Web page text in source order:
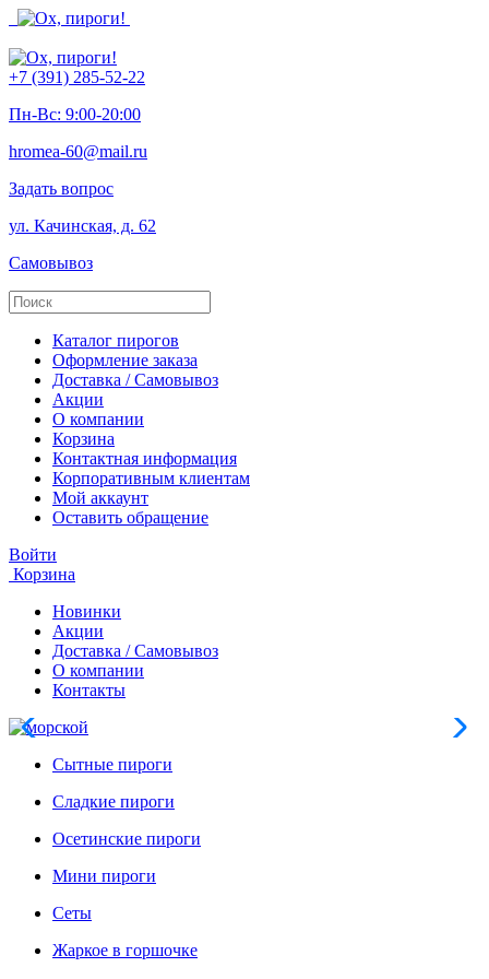
+7 (391) 285-52-22
Пн-Вс: 9:00-20:00
hromea-60@mail.ru
Задать вопрос
ул. Качинская, д. 62
Самовывоз
Каталог пирогов
Оформление заказа
Доставка / Самовывоз
Акции
О компании
Корзина
Контактная информация
Корпоративным клиентам
Мой аккаунт
Оставить обращение
Войти
Корзина
Новинки
Акции
Доставка / Самовывоз
О компании
Контакты
Сытные пироги
Сладкие пироги
Осетинские пироги
Мини пироги
Сеты
Жаркое в горшочке